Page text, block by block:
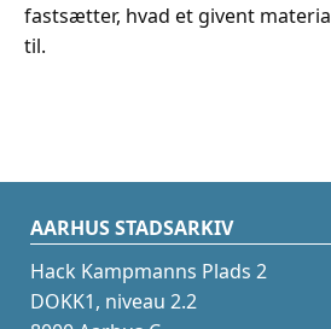
fastsætter, hvad et givent
til.
AARHUS STADSARKIV
Hack Kampmanns Plads 2
DOKK1, niveau 2.2